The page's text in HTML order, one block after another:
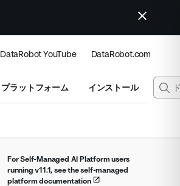
DataRobot YouTube DataRobot.com
プラットフォーム インストール
For Self-Managed AI Platform users
running v11.1, see the self-managed
platform documentation